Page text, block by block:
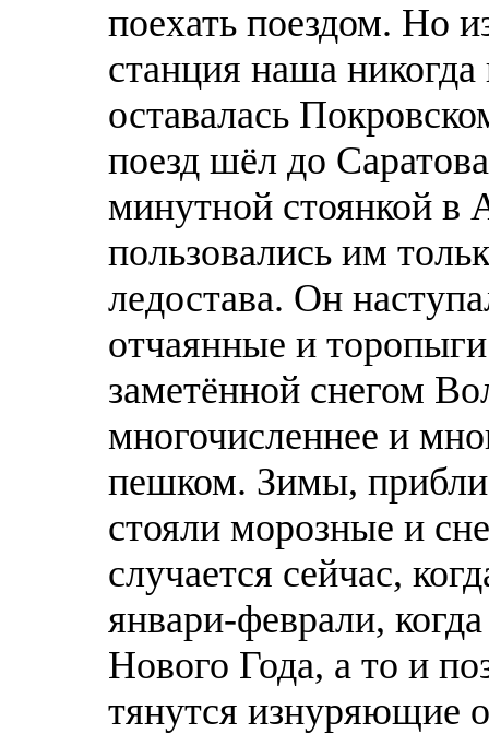
поехать поездом. Но
станция наша
оставалась
поезд шёл до
минутной стоянкой в
пользовались им
ледостава. Он
отчаянные и
заметённой снегом
многочисленнее и
пешком. Зимы,
стояли морозные и
случается сейчас,
январи-феврали,
Нового Года, а то и
тянутся изнуряющие